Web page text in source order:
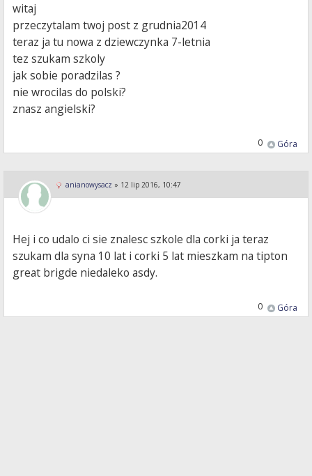
witaj
przeczytalam twoj post z grudnia2014
teraz ja tu nowa z dziewczynka 7-letnia
tez szukam szkoly
jak sobie poradzilas ?
nie wrocilas do polski?
znasz angielski?
Góra
0
anianowysacz » 12 lip 2016, 10:47
Hej i co udalo ci sie znalesc szkole dla corki ja teraz
szukam dla syna 10 lat i corki 5 lat mieszkam na tipton
great brigde niedaleko asdy.
Góra
0